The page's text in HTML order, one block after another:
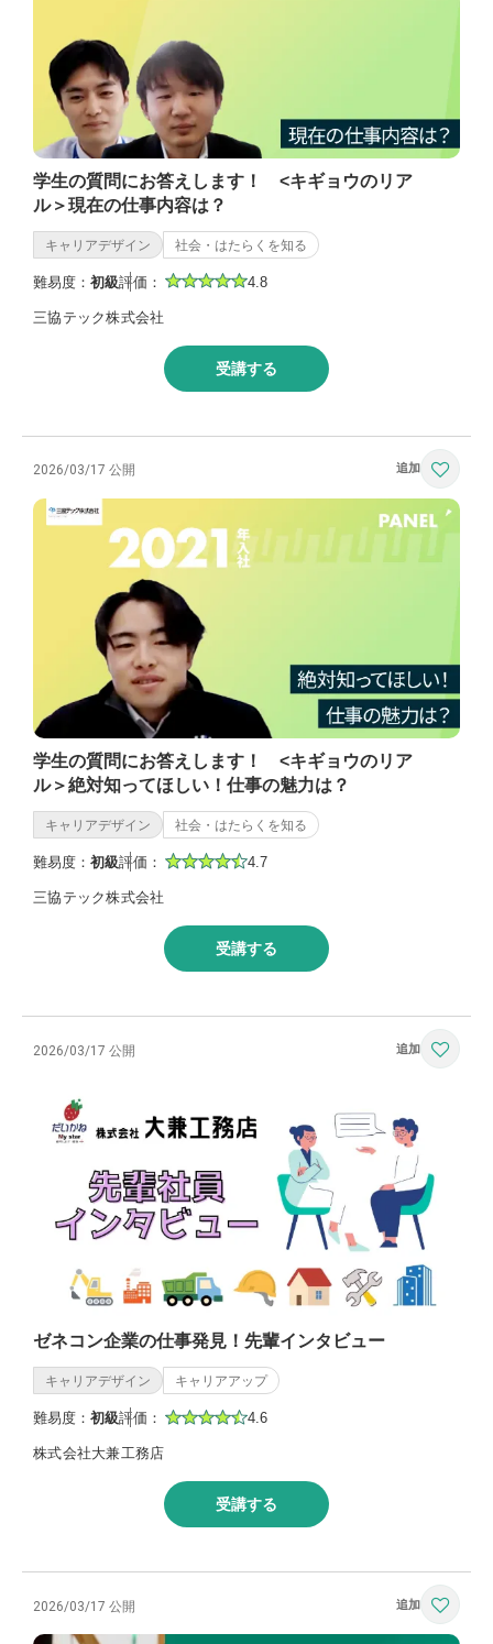
学生の質問にお答えします！ <キギョウのリア
ル＞現在の仕事内容は？
キャリアデザイン 社会・はたらくを知る
難易度： 初級評価： 4.8
三協テック株式会社
受講する
2026/03/17 公開
学生の質問にお答えします！ <キギョウのリア
ル＞絶対知ってほしい！仕事の魅力は？
キャリアデザイン 社会・はたらくを知る
難易度： 初級評価： 4.7
三協テック株式会社
受講する
2026/03/17 公開
ゼネコン企業の仕事発見！先輩インタビュー
キャリアデザイン キャリアアップ
難易度： 初級評価： 4.6
株式会社大兼工務店
受講する
2026/03/17 公開